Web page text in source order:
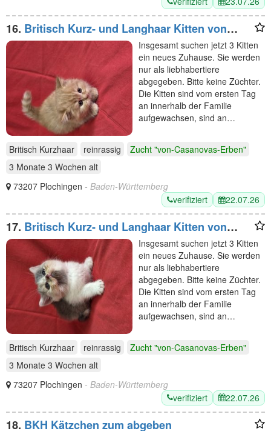
16. Britisch Kurz- und Langhaar Kitten von
Bethany
Insgesamt suchen jetzt 3 Kitten
ein neues Zuhause. Sie werden
nur als liebhabertiere
abgegeben. Bitte keine Züchter.
Die Kitten sind vom ersten Tag
an innerhalb der Familie
aufgewachsen, sind an…
Britisch Kurzhaar reinrassig
Zucht "von-Casanovas-Erben"
3 Monate 3 Wochen alt
73207 Plochingen - Baden-Württemberg
verifiziert
22.07.26
17. Britisch Kurz- und Langhaar Kitten von
Diana
Insgesamt suchen jetzt 3 Kitten
ein neues Zuhause. Sie werden
nur als liebhabertiere
abgegeben. Bitte keine Züchter.
Die Kitten sind vom ersten Tag
an innerhalb der Familie
aufgewachsen, sind an…
Britisch Kurzhaar reinrassig
Zucht "von-Casanovas-Erben"
3 Monate 3 Wochen alt
73207 Plochingen - Baden-Württemberg
verifiziert
22.07.26
18. BKH Kätzchen zum abgeben